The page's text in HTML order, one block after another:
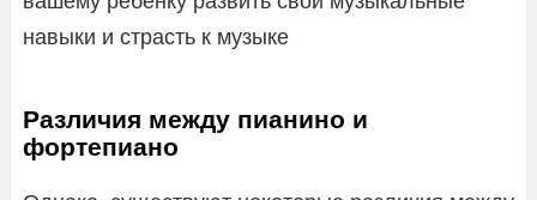
навыки и страсть к музыке
Различия между пианино и
фортепиано